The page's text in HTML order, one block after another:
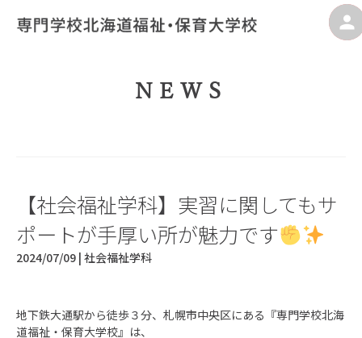
NEWS
【社会福祉学科】実習に関してもサ
ポートが手厚い所が魅力です
2024/07/09 | 社会福祉学科
地下鉄大通駅から徒歩３分、札幌市中央区にある『専門学校北海
道福祉・保育大学校』は、